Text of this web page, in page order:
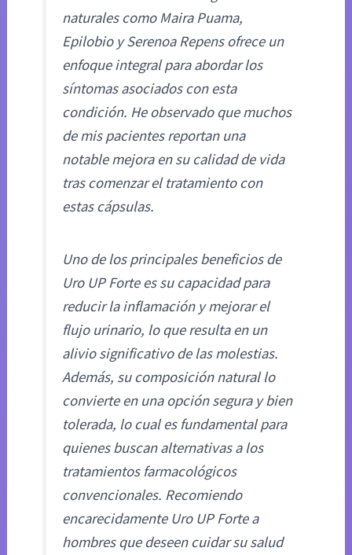
naturales como Maira Puama,
Epilobio y Serenoa Repens ofrece un
enfoque integral para abordar los
síntomas asociados con esta
condición. He observado que muchos
de mis pacientes reportan una
notable mejora en su calidad de vida
tras comenzar el tratamiento con
estas cápsulas.
Uno de los principales beneficios de
Uro UP Forte es su capacidad para
reducir la inflamación y mejorar el
flujo urinario, lo que resulta en un
alivio significativo de las molestias.
Además, su composición natural lo
convierte en una opción segura y bien
tolerada, lo cual es fundamental para
quienes buscan alternativas a los
tratamientos farmacológicos
convencionales. Recomiendo
encarecidamente Uro UP Forte a
hombres que deseen cuidar su salud